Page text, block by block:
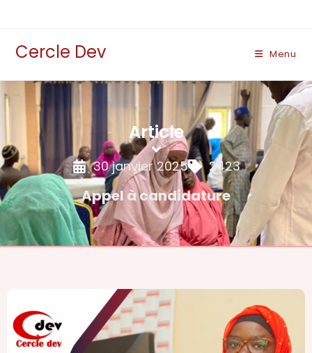
Cercle Dev Menu
Article
30 janvier 2025 2423
Appel à candidature